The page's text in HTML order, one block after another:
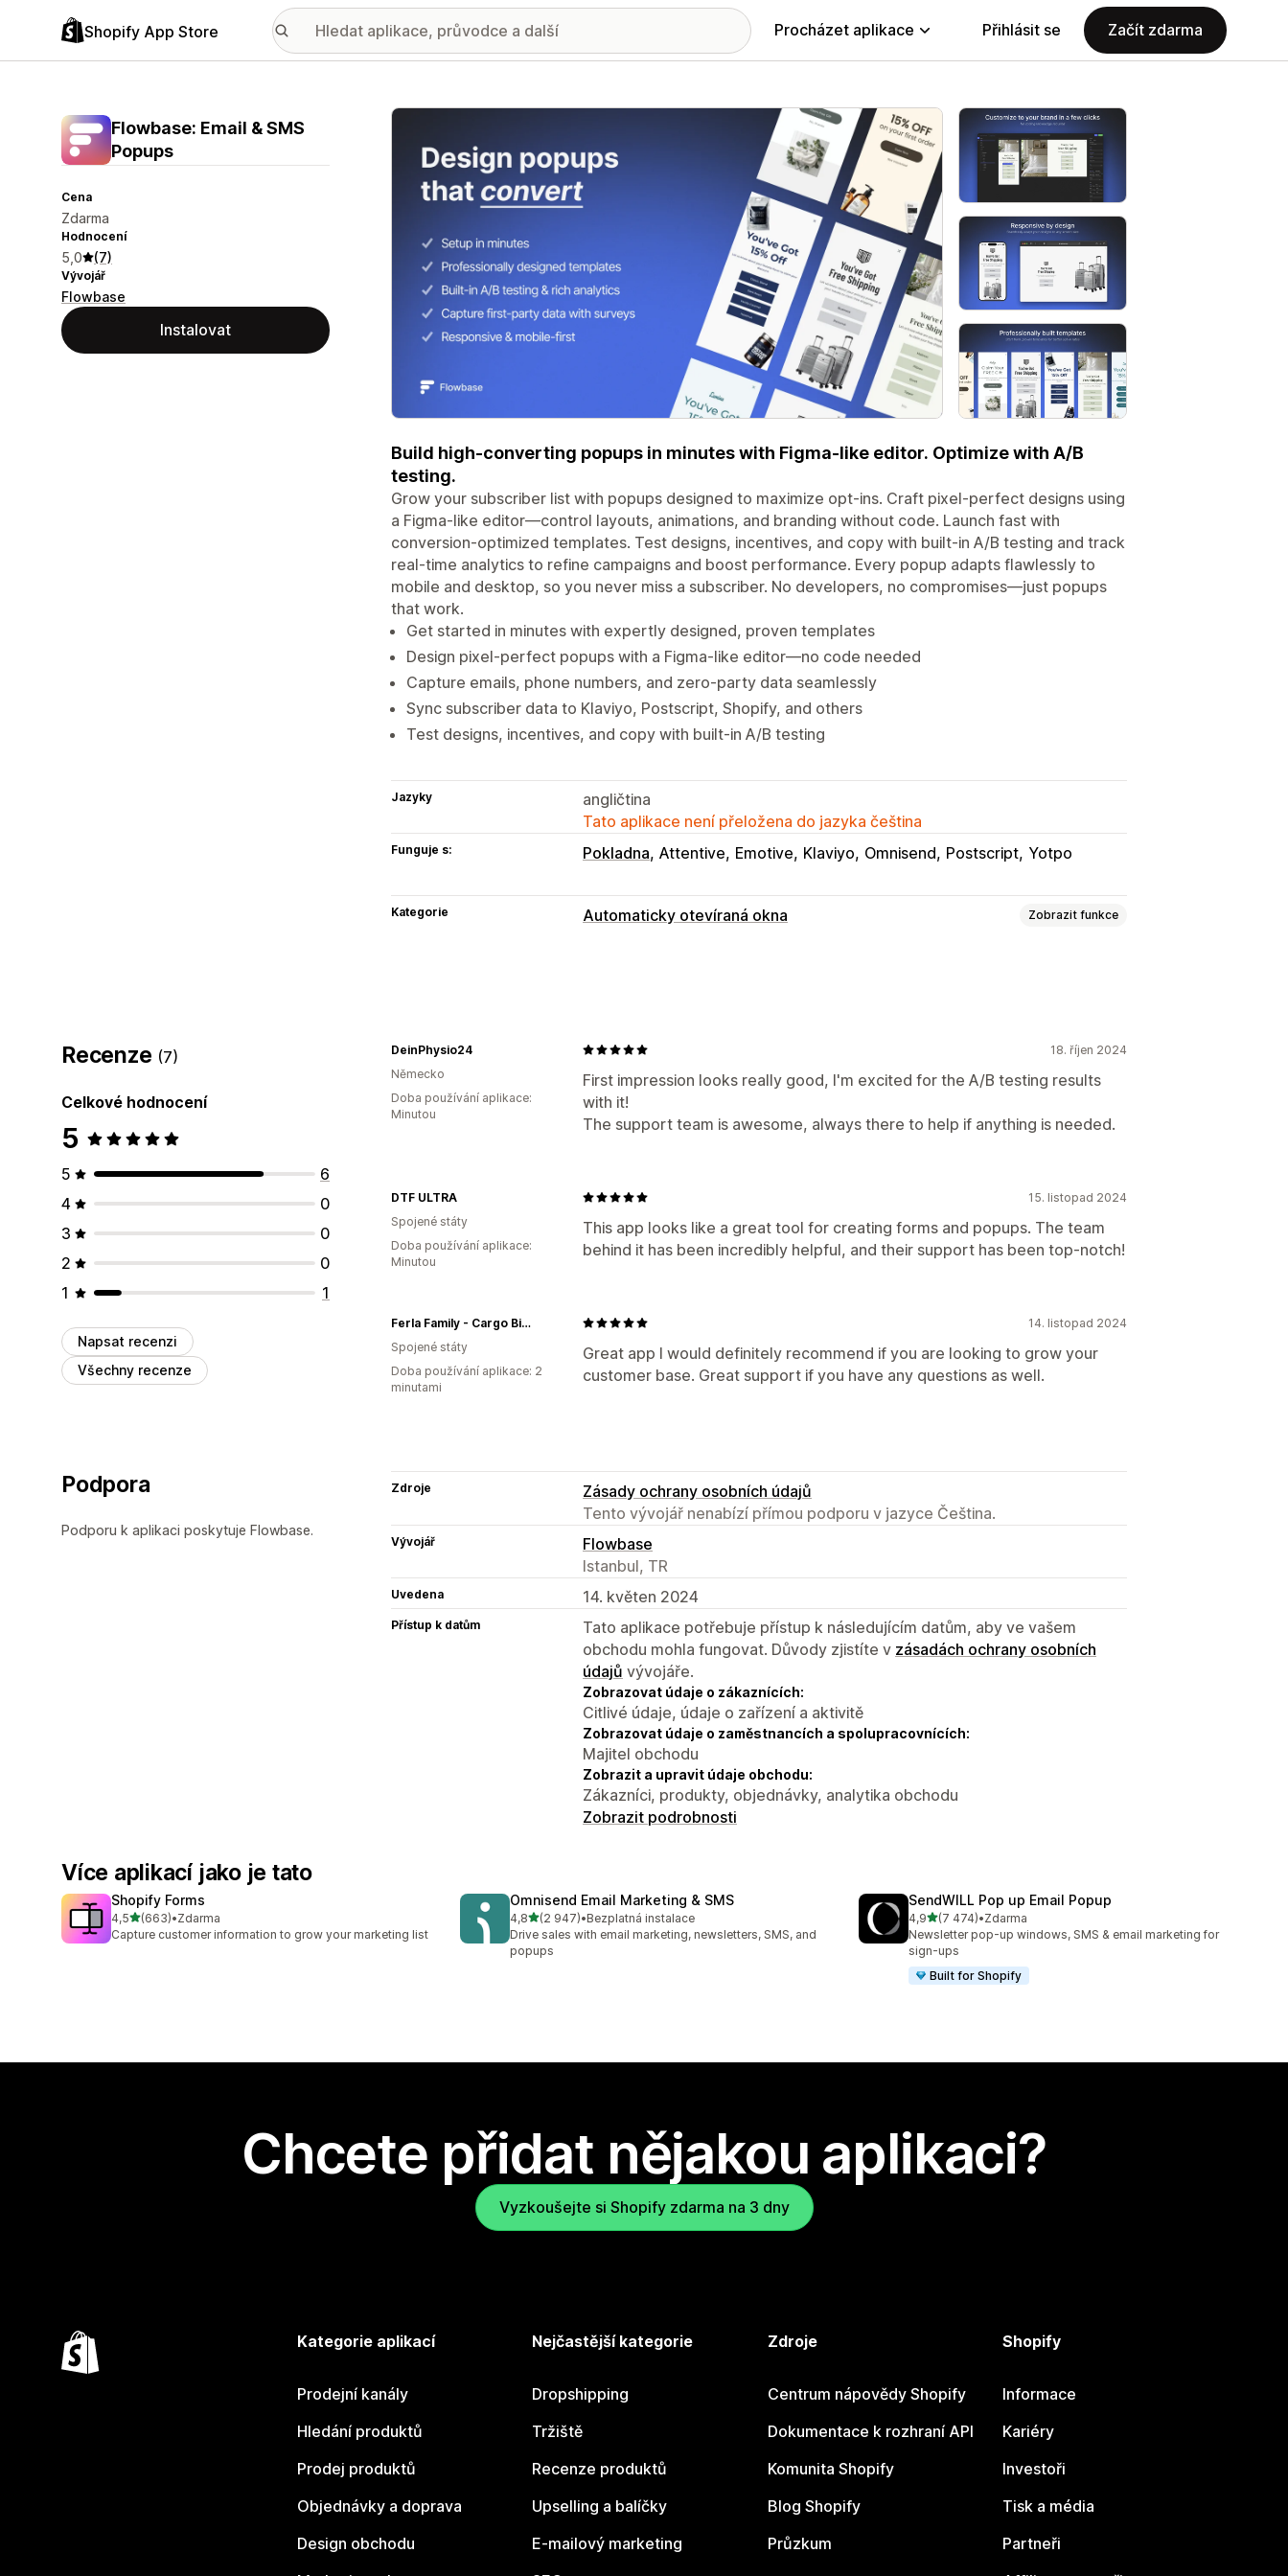
Shopify App Store Procházet aplikace Přihlásit se Začít zdarma
Flowbase: Email & SMS
Popups
Cena
Zdarma
Hodnocení
5,0 (7)
Vývojář
Flowbase
Instalovat
Galerie propagovaných obrázků
Build high-converting popups in minutes with Figma-like editor. Optimize with A/B
testing.
Grow your subscriber list with popups designed to maximize opt-ins. Craft pixel-perfect designs using
a Figma-like editor—control layouts, animations, and branding without code. Launch fast with
conversion-optimized templates. Test designs, incentives, and copy with built-in A/B testing and track
real-time analytics to refine campaigns and boost performance. Every popup adapts flawlessly to
mobile and desktop, so you never miss a subscriber. No developers, no compromises—just popups
that work.
Get started in minutes with expertly designed, proven templates
Design pixel-perfect popups with a Figma-like editor—no code needed
Capture emails, phone numbers, and zero-party data seamlessly
Sync subscriber data to Klaviyo, Postscript, Shopify, and others
Test designs, incentives, and copy with built-in A/B testing
Jazyky
angličtina
Tato aplikace není přeložena do jazyka čeština
Funguje s: Pokladna Attentive Emotive Klaviyo Omnisend Postscript Yotpo
Kategorie Automaticky otevíraná okna Zobrazit funkce
Správa automaticky otevíraných oken
Nástroj Editor
Spouštěče a pravidla
Analytika
Recenze (7)
Celkové hodnocení
5
5
6
4
0
3
0
2
0
1
1
Napsat recenzi
Všechny recenze
18. říjen 2024
First impression looks really good, I'm excited for the A/B testing results
with it!
The support team is awesome, always there to help if anything is needed.
DeinPhysio24
Německo
Doba používání aplikace:
Minutou
15. listopad 2024
This app looks like a great tool for creating forms and popups. The team
behind it has been incredibly helpful, and their support has been top-notch!
DTF ULTRA
Spojené státy
Doba používání aplikace:
Minutou
14. listopad 2024
Great app I would definitely recommend if you are looking to grow your
customer base. Great support if you have any questions as well.
Ferla Family - Cargo Bikes
Spojené státy
Doba používání aplikace: 2
minutami
Podpora
Podporu k aplikaci poskytuje Flowbase.
Zdroje
Zásady ochrany osobních údajů
Tento vývojář nenabízí přímou podporu v jazyce Čeština.
Vývojář
Flowbase
Istanbul, TR
Uvedena 14. květen 2024
Přístup k datům
Tato aplikace potřebuje přístup k následujícím datům, aby ve vašem
obchodu mohla fungovat. Důvody zjistíte v zásadách ochrany osobních
údajů vývojáře.
Zobrazovat údaje o zákaznících:
Citlivé údaje, údaje o zařízení a aktivitě
Zobrazovat údaje o zaměstnancích a spolupracovnících:
Majitel obchodu
Zobrazit a upravit údaje obchodu:
Zákazníci, produkty, objednávky, analytika obchodu
Zobrazit podrobnosti
Více aplikací jako je tato
Shopify Forms
4,5z 5 hvězd
(663)
Celkový počet recenzí: 663
•Zdarma
Capture customer information to grow your marketing list
Omnisend Email Marketing & SMS
4,8z 5 hvězd
(2 947)
Celkový počet recenzí: 2947
•Bezplatná instalace
Drive sales with email marketing, newsletters, SMS, and
popups
SendWILL Pop up Email Popup
4,9z 5 hvězd
(7 474)
Celkový počet recenzí: 7474
•Zdarma
Newsletter pop-up windows, SMS & email marketing for
sign-ups
Built for Shopify
Chcete přidat nějakou aplikaci?
Vyzkoušejte si Shopify zdarma na 3 dny
Kategorie aplikací
Prodejní kanály
Hledání produktů
Prodej produktů
Objednávky a doprava
Design obchodu
Nejčastější kategorie
Dropshipping
Tržiště
Recenze produktů
Upselling a balíčky
E-mailový marketing
Zdroje
Centrum nápovědy Shopify
Dokumentace k rozhraní API
Komunita Shopify
Blog Shopify
Průzkum
Shopify
Informace
Kariéry
Investoři
Tisk a média
Partneři